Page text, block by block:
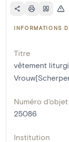
INFORMATIONS
Titre
vêtement
Numéro d'objet
25086
Institution